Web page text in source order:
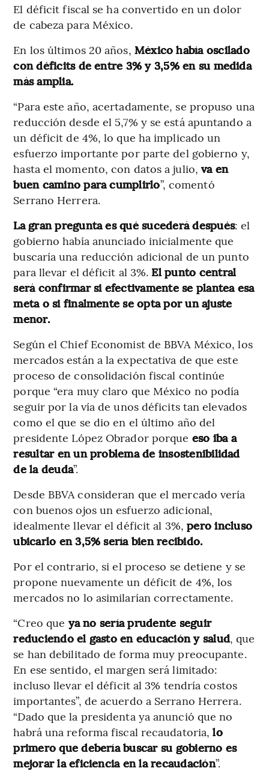
El déficit fiscal se ha convertido en un dolor
de cabeza para México.
En los últimos 20 años, México había oscilado
con déficits de entre 3% y 3,5% en su medida
más amplia.
“Para este año, acertadamente, se propuso una
reducción desde el 5,7% y se está apuntando a
un déficit de 4%, lo que ha implicado un
esfuerzo importante por parte del gobierno y,
hasta el momento, con datos a julio,va en
buen camino para cumplirlo”, comentó
Serrano Herrera.
La gran pregunta es qué sucederá después: el
gobierno había anunciado inicialmente que
buscaría una reducción adicional de un punto
para llevar el déficit al 3%. El punto central
será confirmar si efectivamente se plantea esa
meta o si finalmente se opta por un ajuste
menor.
Según el Chief Economist de BBVA México, los
mercados están a la expectativa de que este
proceso de consolidación fiscal continúe
porque “era muy claro que México no podía
seguir por la vía de unos déficits tan elevados
como el que se dio en el último año del
presidente López Obrador porque eso iba a
resultar en un problema de insostenibilidad
de la deuda”.
Desde BBVA consideran que el mercado vería
con buenos ojos un esfuerzo adicional,
idealmente llevar el déficit al 3%, pero incluso
ubicarlo en 3,5% sería bien recibido.
Por el contrario, si el proceso se detiene y se
propone nuevamente un déficit de 4%, los
mercados no lo asimilarían correctamente.
“Creo que ya no sería prudente seguir
reduciendo el gasto en educación y salud, que
se han debilitado de forma muy preocupante.
En ese sentido, el margen será limitado:
incluso llevar el déficit al 3% tendría costos
importantes”, de acuerdo a Serrano Herrera.
“Dado que la presidenta ya anunció que no
habrá una reforma fiscal recaudatoria, lo
primero que debería buscar su gobierno es
mejorar la eficiencia en la recaudación”.